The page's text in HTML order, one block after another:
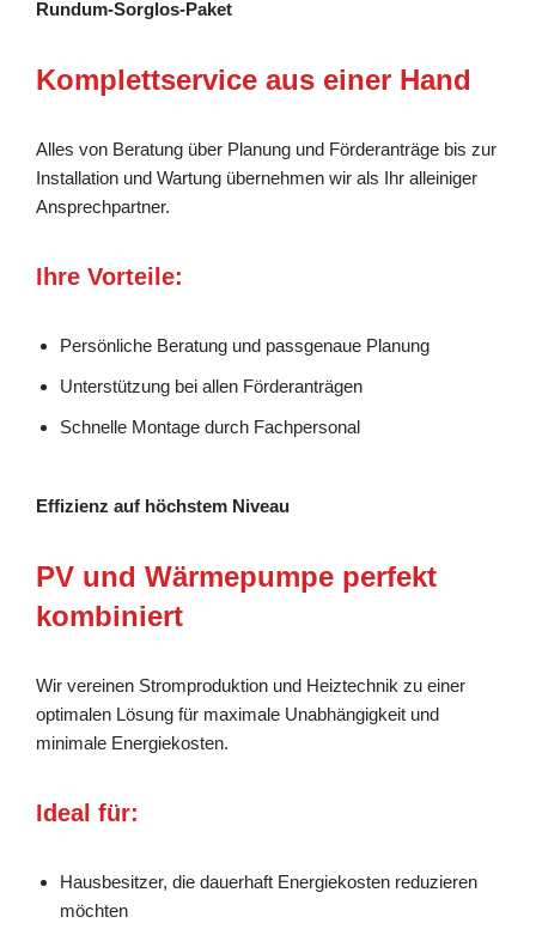
Rundum-Sorglos-Paket
Komplettservice aus einer Hand
Alles von Beratung über Planung und Förderanträge bis zur
Installation und Wartung übernehmen wir als Ihr alleiniger
Ansprechpartner.
Ihre Vorteile:
Persönliche Beratung und passgenaue Planung
Unterstützung bei allen Förderanträgen
Schnelle Montage durch Fachpersonal
Effizienz auf höchstem Niveau
PV und Wärmepumpe perfekt
kombiniert
Wir vereinen Stromproduktion und Heiztechnik zu einer
optimalen Lösung für maximale Unabhängigkeit und
minimale Energiekosten.
Ideal für:
Hausbesitzer, die dauerhaft Energiekosten reduzieren
möchten